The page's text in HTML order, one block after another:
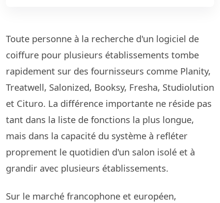
Toute personne à la recherche d'un logiciel de
coiffure pour plusieurs établissements tombe
rapidement sur des fournisseurs comme Planity,
Treatwell, Salonized, Booksy, Fresha, Studiolution
et Cituro. La différence importante ne réside pas
tant dans la liste de fonctions la plus longue,
mais dans la capacité du système à refléter
proprement le quotidien d'un salon isolé et à
grandir avec plusieurs établissements.
Sur le marché francophone et européen,